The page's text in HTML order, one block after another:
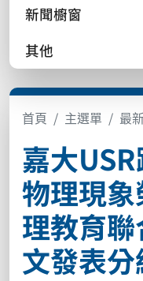
新聞櫥窗
其他
首頁 主選單 最
嘉大
物理現
理教育
文發表